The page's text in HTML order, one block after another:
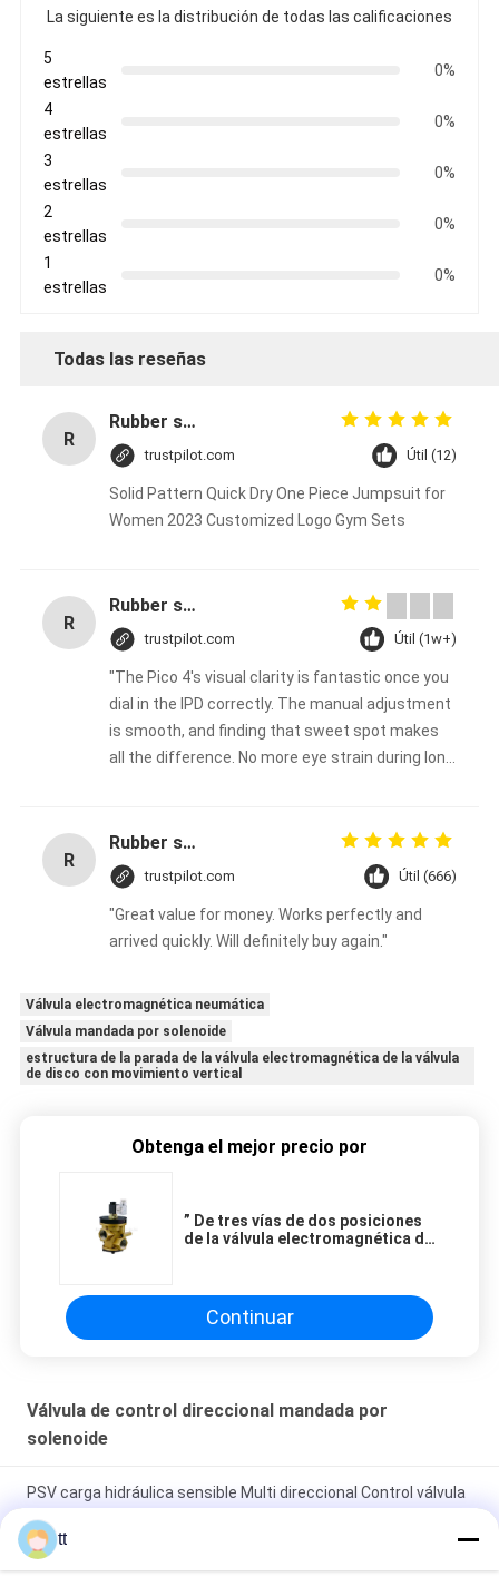
La siguiente es la distribución de todas las calificaciones
5
estrellas
0%
4
estrellas
0%
3
estrellas
0%
2
estrellas
0%
1
estrellas
0%
Todas las reseñas
R
Rubber solid forklift tires For material handling forklift
trustpilot.com Útil (12)
Solid Pattern Quick Dry One Piece Jumpsuit for
Women 2023 Customized Logo Gym Sets
R
Rubber solid forklift tires For material handling forklift
trustpilot.com Útil (1w+)
"The Pico 4's visual clarity is fantastic once you
dial in the IPD correctly. The manual adjustment
is smooth, and finding that sweet spot makes
all the difference. No more eye strain during long
fantastic once you dial in the IPD correctly. The
manual adjustment is smooth, and finding that
sweet spot makes all the difference. No more
eye strain during long sessions. Highly
recommend taking the time to set it up
once you dial in the IPD correctly. The manual
adjustment is smooth, and finding that sweet
spot makes all the difference. No more eye
strain during long sessions. Highly recommend
IPD correctly. The manual adjustment is
the difference. No more eye strain during long
sessions. Highly r
R
Rubber solid forklift tires For material handling forklift
trustpilot.com Útil (666)
"Great value for money. Works perfectly and
arrived quickly. Will definitely buy again."
Válvula electromagnética neumática
Válvula mandada por solenoide
estructura de la parada de la válvula electromagnética de la válvula
de disco con movimiento vertical
Obtenga el mejor precio por
” De tres vías de dos posiciones
de la válvula electromagnética de
sistema de frenos neumático
Continuar
Válvula de control direccional mandada por
solenoide
PSV carga hidráulica sensible Multi direccional Control válvula
PSV
Compruebe las válvulas de control de flujo de aire de la
tt